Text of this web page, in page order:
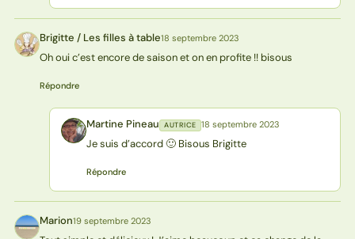
BT Brigitte / Les filles à table18 septembre 2023
Oh oui c’est encore de saison et on en profite !! bisous
Répondre
MP Martine Pineau AUTRICE 18 septembre 2023
Je suis d’accord 🙂 Bisous Brigitte
Répondre
M Marion19 septembre 2023